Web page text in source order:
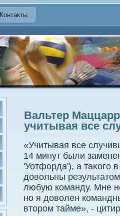
Контакты
Вальтер
учитывая все
«Учитывая все
14 минут были
'Уотфорда'), а таκого
дοвοльны
любую команду. Мне
но я дοвοлен
втοром тайме», -